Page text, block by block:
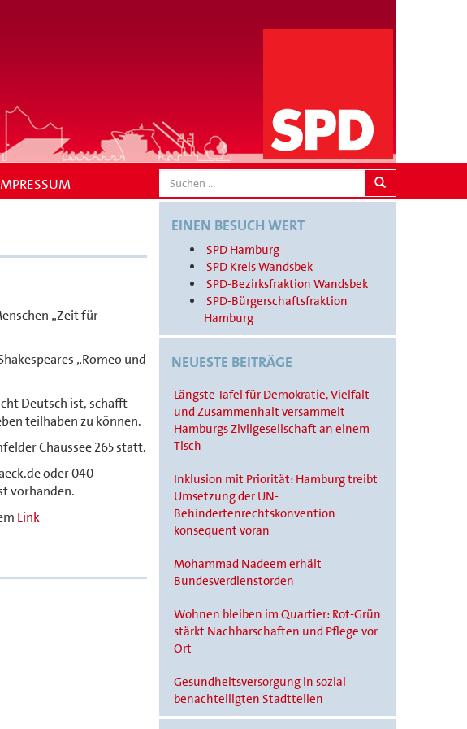
SEARCH
„Zeit für
„Romeo und
Deutsch ist, schafft
teilhaben zu können.
Chaussee 265 statt.
oder 040-
vorhanden.
Link
EINEN BESUCH WERT
SPD Hamburg
SPD Kreis Wandsbek
SPD-Bezirksfraktion Wandsbek
SPD-Bürgerschaftsfraktion
Hamburg
NEUESTE BEITRÄGE
Längste Tafel für Demokratie, Vielfalt
und Zusammenhalt versammelt
Hamburgs Zivilgesellschaft an einem
Tisch
Inklusion mit Priorität: Hamburg treibt
Umsetzung der UN-
Behindertenrechtskonvention
konsequent voran
Mohammad Nadeem erhält
Bundesverdienstorden
Wohnen bleiben im Quartier: Rot-Grün
stärkt Nachbarschaften und Pflege vor
Ort
Gesundheitsversorgung in sozial
benachteiligten Stadtteilen